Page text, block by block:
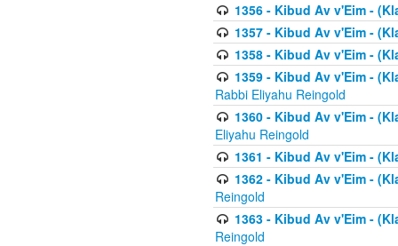
1356 - Kibud Av v'Eim -
1357 - Kibud Av v'Eim -
1358 - Kibud Av v'Eim -
1359 - Kibud Av v'Eim -
Rabbi Eliyahu Reingold
1360 - Kibud Av v'Eim -
Eliyahu Reingold
1361 - Kibud Av v'Eim -
1362 - Kibud Av v'Eim -
Reingold
1363 - Kibud Av v'Eim -
Reingold